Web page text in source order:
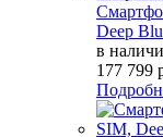
Deep
в
177 799